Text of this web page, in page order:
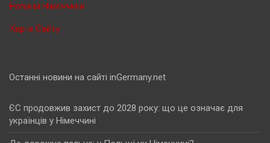
Новини Німеччини
Карта Сайту
Останні новини на сайті inGermany.net
ЄС продовжив захист до 2028 року: що це означає для
українців у Німеччині